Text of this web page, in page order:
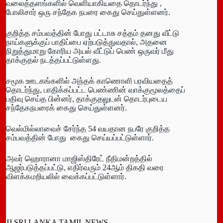
வலைத்தளங்களில் வெளியாகியதை தொடர்ந்து ,
போலிசார் ஒரு சந்தேக நபரை கைது செய்துள்ளனர்.
குறித்த சம்பவத்தின் போது பட்டாசு சத்தம் தனது வீட்டு
நாய்களுக்குப் பாதிப்பை ஏற்படுத்துவதால், அதனை
நிறுத்துமாறு கோரிய அயல் வீட்டுப் பெண் ஒருவர் மீது
தாக்குதல் நடத்தப்பட்டுள்ளது.
சமூக ஊடகங்களில் அந்தக் காணொளி பரவியதைத்
தொடர்ந்து, பாதிக்கப்பட்ட பெண்ணின் வாக்குமூலத்தைப்
பதிவு செய்த பின்னர், தாக்குதலுடன் தொடர்புடைய
சந்தேகநபரைக் கைது செய்துள்ளனர்.
வெல்மில்லாவைச் சேர்ந்த 54 வயதான நபரே குறித்த
சம்பவத்தின் போது கைது செய்யப்பட்டுள்ளார்.
அவர் ஹொரானா மாஜிஸ்திரேட் நீதிமன்றத்தில்
ஆஜர்படுத்தப்பட்டு, எதிர்வரும் 24ஆம் திகதி வரை
விளக்கமறியலில் வைக்கப்பட்டுள்ளார்.